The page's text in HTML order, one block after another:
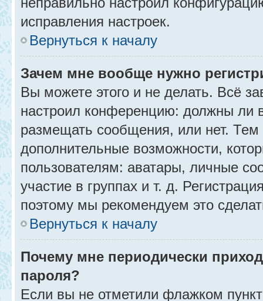
исправления настроек.
Вернуться к началу
Зачем мне вообще нужно
Вы можете этого и не делать. Всё
настроил конференцию: должны ли
размещать сообщения, или нет.
дополнительные возможности,
пользователям: аватары, личные
участие в группах и т. д.
поэтому мы рекомендуем это
Вернуться к началу
Почему мне периодически
пароля?
Если вы не отметили флажком